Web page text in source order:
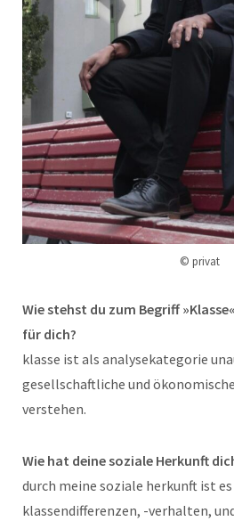
© privat
Wie stehst du zum Begriff
für dich?
klasse ist als analysekategorie
gesellschaftliche und
verstehen.
Wie hat deine soziale Herkunft
durch meine soziale herkunft ist
klassendifferenzen, -verhalten,